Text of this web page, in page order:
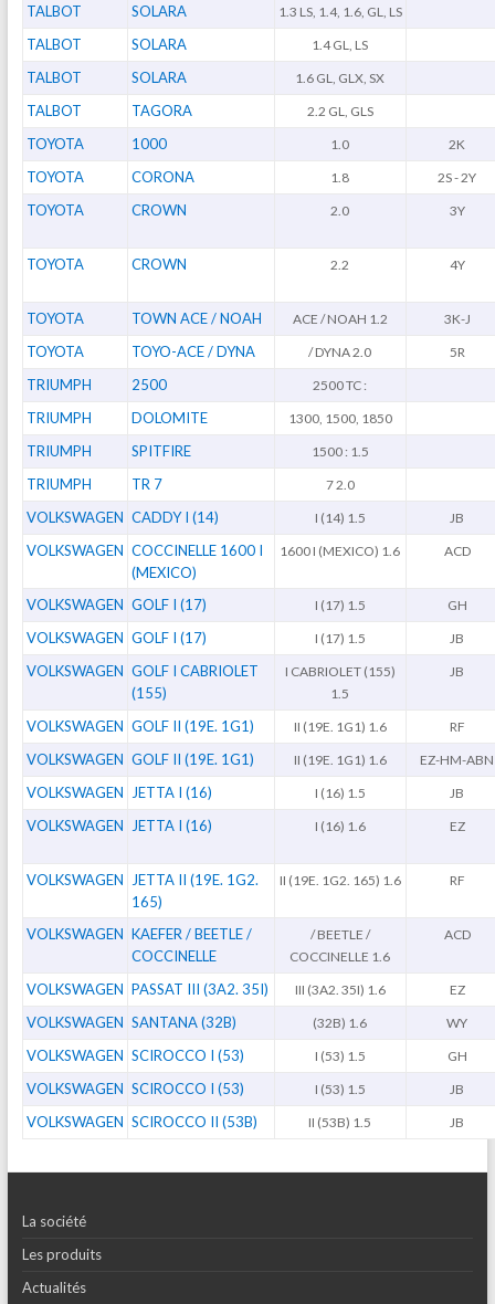
TALBOT SOLARA 1.3 LS, 1.4, 1.6, GL, LS
TALBOT SOLARA 1.4 GL, LS
TALBOT SOLARA 1.6 GL, GLX, SX
TALBOT TAGORA 2.2 GL, GLS
TOYOTA 1000 1.0 2K
TOYOTA CORONA 1.8 2S - 2Y
TOYOTA CROWN 2.0 3Y
TOYOTA CROWN 2.2 4Y
TOYOTA TOWN ACE / NOAH ACE / NOAH 1.2 3K-J
TOYOTA TOYO-ACE / DYNA / DYNA 2.0 5R
TRIUMPH 2500 2500 TC :
TRIUMPH DOLOMITE 1300, 1500, 1850
TRIUMPH SPITFIRE 1500 : 1.5
TRIUMPH TR 7 7 2.0
VOLKSWAGEN CADDY I (14) I (14) 1.5 JB
VOLKSWAGEN COCCINELLE 1600 I
(MEXICO)
1600 I (MEXICO) 1.6 ACD
VOLKSWAGEN GOLF I (17) I (17) 1.5 GH
VOLKSWAGEN GOLF I (17) I (17) 1.5 JB
VOLKSWAGEN GOLF I CABRIOLET
(155)
I CABRIOLET (155)
1.5
JB
VOLKSWAGEN GOLF II (19E. 1G1) II (19E. 1G1) 1.6 RF
VOLKSWAGEN GOLF II (19E. 1G1) II (19E. 1G1) 1.6 EZ-HM-ABN
VOLKSWAGEN JETTA I (16) I (16) 1.5 JB
VOLKSWAGEN JETTA I (16) I (16) 1.6 EZ
VOLKSWAGEN
JETTA II (19E. 1G2.
165)
II (19E. 1G2. 165) 1.6 RF
VOLKSWAGEN KAEFER / BEETLE /
COCCINELLE
/ BEETLE /
COCCINELLE 1.6
ACD
VOLKSWAGEN PASSAT III (3A2. 35I) III (3A2. 35I) 1.6 EZ
VOLKSWAGEN SANTANA (32B) (32B) 1.6 WY
VOLKSWAGEN SCIROCCO I (53) I (53) 1.5 GH
VOLKSWAGEN SCIROCCO I (53) I (53) 1.5 JB
VOLKSWAGEN SCIROCCO II (53B) II (53B) 1.5 JB
La société
Les produits
Actualités